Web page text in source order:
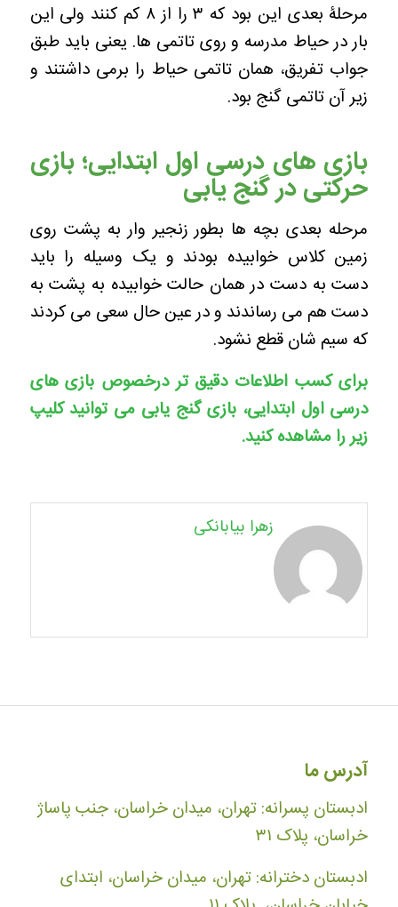
مرحلۀ بعدی این بود که ۳ را از ۸ کم کنند ولی این
بار در حیاط مدرسه و روی تاتمی ها. یعنی باید طبق
جواب تفریق، همان تاتمی حیاط را برمی داشتند و
زیر آن تاتمی گنج بود.
بازی های درسی اول ابتدایی؛ بازی
حرکتی در گنج یابی
مرحله بعدی بچه ها بطور زنجیر وار به پشت روی
زمین کلاس خوابیده بودند و یک وسیله را باید
دست به دست در همان حالت خوابیده به پشت به
دست هم می رساندند و در عین حال سعی می کردند
که سیم شان قطع نشود.
برای کسب اطلاعات دقیق تر درخصوص بازی های
درسی اول ابتدایی، بازی گنج یابی می توانید کلیپ
زیر را مشاهده کنید.
زهرا بیابانکی
آدرس ما
ادبستان پسرانه: تهران، میدان خراسان، جنب پاساژ
خراسان، پلاک ۳۱
ادبستان دخترانه: تهران، میدان خراسان، ابتدای